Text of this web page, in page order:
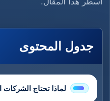
جدول المحتوى
لماذا تحتاج الشركات